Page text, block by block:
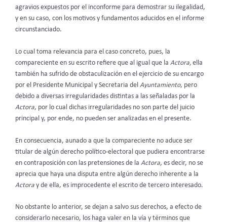
agravios expuestos por el inconforme para demostrar su ilegalidad,
y en su caso, con los motivos y fundamentos aducidos en el informe
circunstanciado.
Lo cual toma relevancia para el caso concreto, pues, la
compareciente en su escrito refiere que al igual que la Actora, ella
también ha sufrido de obstaculización en el ejercicio de su encargo
por el Presidente Municipal y Secretaria del Ayuntamiento, pero
debido a diversas irregularidades distintas a las señaladas por la
Actora, por lo cual dichas irregularidades no son parte del juicio
principal y, por ende, no pueden ser analizadas en el presente.
En consecuencia, aunado a que la compareciente no aduce ser
titular de algún derecho político-electoral que pudiera encontrarse
en contraposición con las pretensiones de la Actora, es decir, no se
aprecia que haya una disputa entre algún derecho inherente a la
Actora y de ella, es improcedente el escrito de tercero interesado.
No obstante lo anterior, se dejan a salvo sus derechos, a efecto de
considerarlo necesario, los haga valer en la vía y términos que